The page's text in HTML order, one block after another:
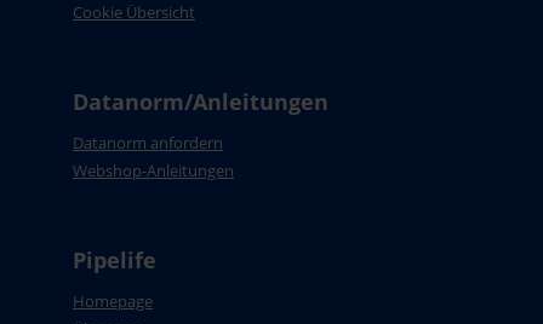
Cookie Übersicht
Datanorm/Anleitungen
Datanorm anfordern
Webshop-Anleitungen
Pipelife
Homepage